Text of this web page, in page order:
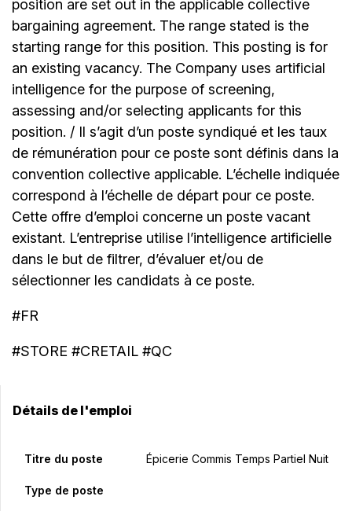
position are set out in the applicable collective
bargaining agreement. The range stated is the
starting range for this position. This posting is for
an existing vacancy. The Company uses artificial
intelligence for the purpose of screening,
assessing and/or selecting applicants for this
position. / Il s’agit d’un poste syndiqué et les taux
de rémunération pour ce poste sont définis dans la
convention collective applicable. L’échelle indiquée
correspond à l’échelle de départ pour ce poste.
Cette offre d’emploi concerne un poste vacant
existant. L’entreprise utilise l’intelligence artificielle
dans le but de filtrer, d’évaluer et/ou de
sélectionner les candidats à ce poste.
#FR
#STORE #CRETAIL #QC
Détails de l'emploi
Titre du poste Épicerie Commis Temps Partiel Nuit
Type de poste